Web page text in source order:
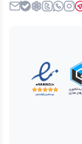
توییتــرروبیکا بلهایمیل